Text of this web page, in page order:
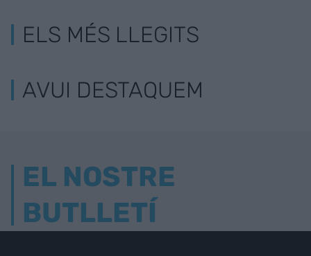
ELS MÉS LLEGITS
AVUI DESTAQUEM
EL NOSTRE
BUTLLETÍ